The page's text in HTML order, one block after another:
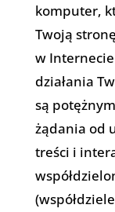
komputer,
Twoją
w
działania
są
żądania od
treści i